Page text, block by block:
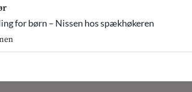
for børn – Nissen hos spækhøkeren